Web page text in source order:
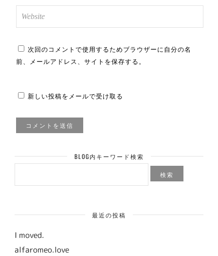
次回のコメントで使用するためブラウザーに自分の名
前、メールアドレス、サイトを保存する。
新しい投稿をメールで受け取る
BLOG内キーワード検索
検
最近の投稿
I moved.
alfaromeo.love